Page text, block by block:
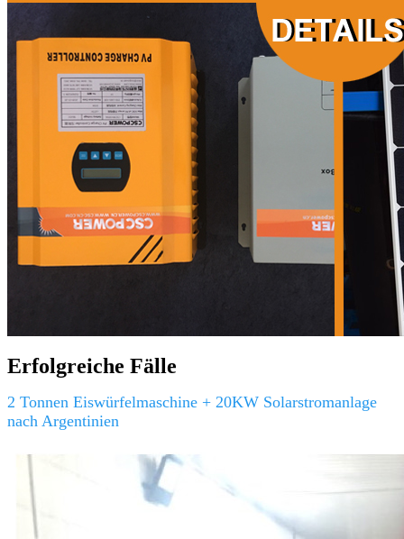
Erfolgreiche Fälle
2 Tonnen Eiswürfelmaschine + 20KW Solarstromanlage
nach Argentinien